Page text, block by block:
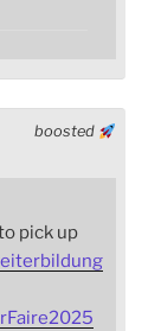
boosted
pick up